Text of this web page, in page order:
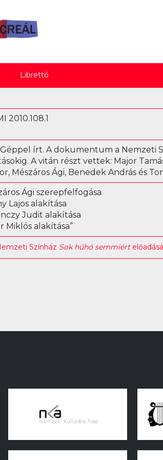
Librettó
2010.108.1
Géppel írt. A dokumentum a Nemzeti
A vitán részt vettek: Major
Mészáros Ági, Benedek András és
Ági szerepfelfogása
Lajos alakítása
Judit alakítása
Miklós alakítása”
Színház Sok hűhó semmiért